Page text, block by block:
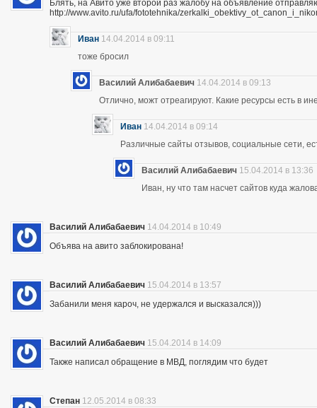
Блять, на Авито уже второй раз жалобу на объявление
http://www.avito.ru/ufa/fototehnika/
Иван 14.04.2014 в 09:11
тоже бросил
Василий Алибабаевич 14.04.2014 в 09:13
Отлично, можт отреагируют. Какие ресурсы есть в
Иван 14.04.2014 в 09:14
Различные сайты отзывов, социальные сети,
Василий Алибабаевич 15.04.2014 в 13:36
Иван, ну что там насчет сайтов куда
Василий Алибабаевич 14.04.2014 в 10:49
Объява на авито заблокирована!
Василий Алибабаевич 15.04.2014 в 13:57
Забанили меня кароч, не удержался и высказался)))
Василий Алибабаевич 15.04.2014 в 14:09
Также написал обращение в МВД, поглядим что будет
Степан 12.05.2014 в 08:33